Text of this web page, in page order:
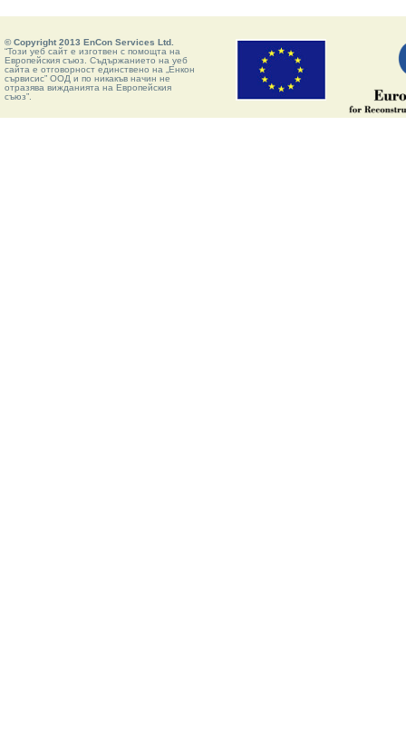
© Copyright 2013 EnCon Services Ltd.
“Този уеб сайт е изготвен с помощта на
Европейския съюз. Съдържанието на уеб
сайта е отговорност единствено на „Енкон
сървисис” ООД и по никакъв начин не
отразява вижданията на Европейския
съюз”.